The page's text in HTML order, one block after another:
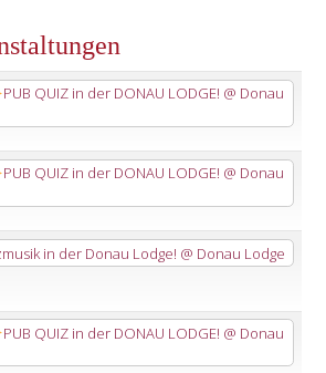
PUB QUIZ in der DONAU LODGE! @ Donau
PUB QUIZ in der DONAU LODGE! @ Donau
in der Donau Lodge! @ Donau Lodge
PUB QUIZ in der DONAU LODGE! @ Donau